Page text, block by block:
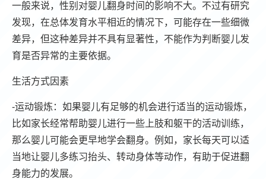
一般来说，性别对婴儿翻身时间的影响不大。不过有研究
发现，在总体发育水平相近的情况下，可能存在一些细微
差异，但这种差异并不具有显著性，不能作为判断婴儿发
育是否异常的主要依据。
生活方式因素
-运动锻炼：如果婴儿有足够的机会进行适当的运动锻炼，
比如家长经常帮助婴儿进行一些上肢和躯干的活动训练，
那么婴儿可能会更早地学会翻身。例如，家长每天可以适
当地让婴儿多练习抬头、转动身体等动作，有助于促进翻
身能力的发展。